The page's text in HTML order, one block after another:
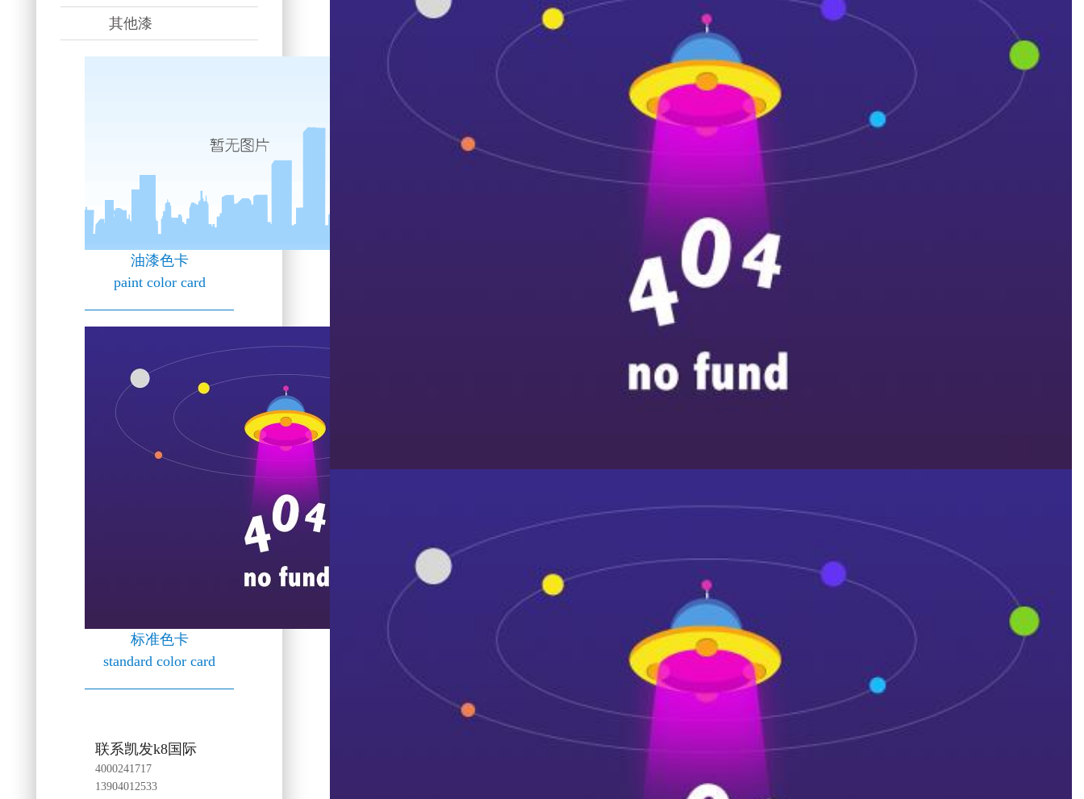
其他漆
油漆色卡
paint color card
标准色卡
standard color card
联系凯发k8国际
4000241717
13904012533